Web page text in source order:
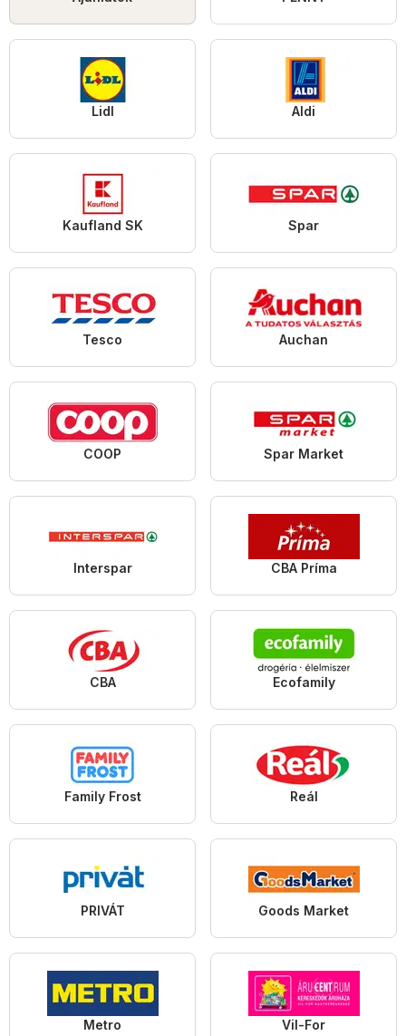
Lidl Aldi
Kaufland SK Spar
Tesco Auchan
COOP Spar Market
Interspar CBA Príma
CBA Ecofamily
Family Frost Reál
PRIVÁT Goods Market
Metro Vil-For